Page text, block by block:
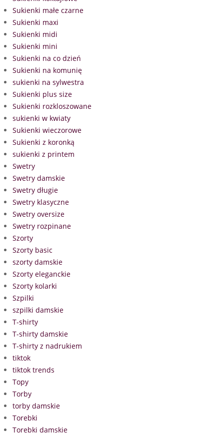
Sukienki małe czarne
Sukienki maxi
Sukienki midi
Sukienki mini
Sukienki na co dzień
Sukienki na komunię
sukienki na sylwestra
Sukienki plus size
Sukienki rozkloszowane
sukienki w kwiaty
Sukienki wieczorowe
Sukienki z koronką
sukienki z printem
Swetry
Swetry damskie
Swetry długie
Swetry klasyczne
Swetry oversize
Swetry rozpinane
Szorty
Szorty basic
szorty damskie
Szorty eleganckie
Szorty kolarki
Szpilki
szpilki damskie
T-shirty
T-shirty damskie
T-shirty z nadrukiem
tiktok
tiktok trends
Topy
Torby
torby damskie
Torebki
Torebki damskie